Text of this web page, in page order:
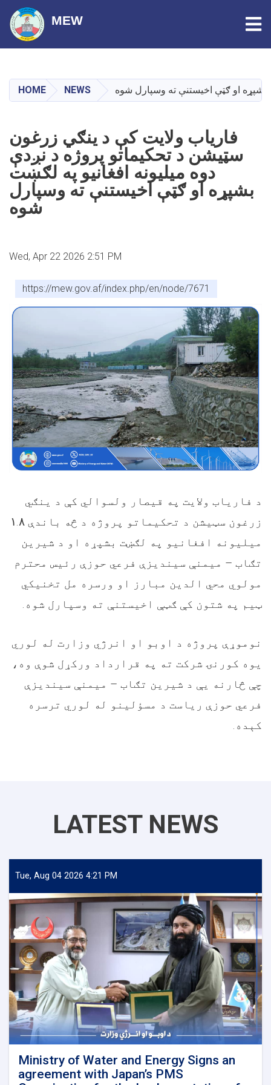
main
content
MEW
HOME NEWS بشپړه او ګټې اخیستنې ته وسپارل شوه
فاریاب ولایت کې د ینګي زرغون
سټيشن د تحکیماتو پروژه د نږدې
دوه میلیونه افغانیو په لګښت
بشپړه او ګټې اخیستنې ته وسپارل
شوه
Wed, Apr 22 2026 2:51 PM
https://mew.gov.af/index.php/en/node/7671
د فاریاب ولایت په قیصار ولسوالي کې د ینګي
زرغون سټیشن د تحکیماتو پروژه د څه باندې ۱.۸
میلیونه افغانیو په لګښت بشپړه او د شیرین
تګاب – میمنې سیندیزې فرعي حوزې رئيس محترم
مولوي محي الدین مبارز او ورسره مل تخنیکي
ټیم په شتون کې ګټې اخیستنې ته وسپارل شوه.
نوموړې پروژه د اوبو او انرژي وزارت له لوري
یوه کورنۍ شرکت ته په قرارداد ورکړل شوې وه،
چې څارنه یې د شیرین تګاب – میمنې سیندیزې
فرعي حوزې ریاست د مسؤلینو له لوري ترسره
کېده.
LATEST NEWS
Tue, Aug 04 2026 4:21 PM
Ministry of Water and Energy Signs an
agreement with Japan’s PMS